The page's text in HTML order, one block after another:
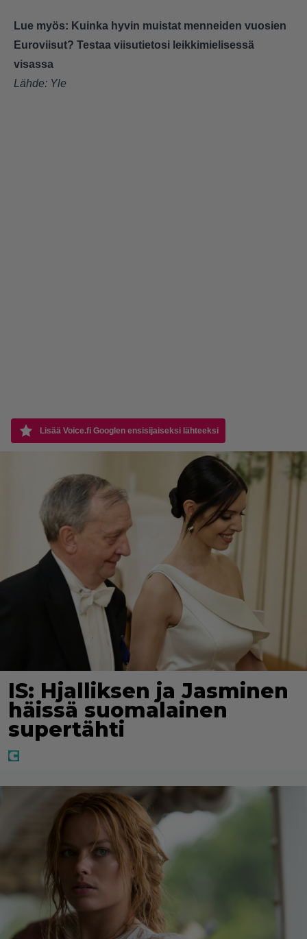
Lue myös: Kuinka hyvin muistat menneiden vuosien
Euroviisut? Testaa viisutietosi leikkimielisessä
visassa
Lähde: Yle
Lisää Voice.fi Googlen ensisijaiseksi lähteeksi
IS: Hjalliksen ja Jasminen
häissä suomalainen
supertähti